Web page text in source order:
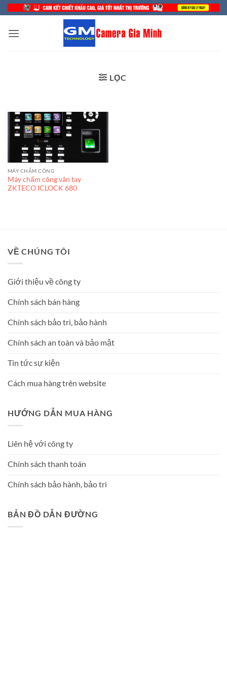
Bỏ
qua
nội
LỌC
MÁY CHẤM CÔNG
Máy chấm công vân tay
ZKTECO ICLOCK 680
VỀ CHÚNG TÔI
Giới thiệu về công ty
Chính sách bán hàng
Chính sách bảo trì, bảo hành
Chính sách an toàn và bảo mật
Tin tức sự kiện
Cách mua hàng trên website
HƯỚNG DẪN MUA HÀNG
Liên hệ với công ty
Chính sách thanh toán
Chính sách bảo hành, bảo trì
BẢN ĐỒ DẪN ĐƯỜNG